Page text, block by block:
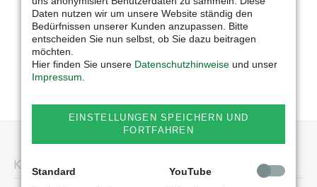
KONTAKTDATEN
Daten nutzen wir um unsere Website ständig den
Bedürfnissen unserer Kunden anzupassen. Bitte
entscheiden Sie nun selbst, ob Sie dazu beitragen
möchten.
Hier finden Sie unsere Datenschutzhinweise und unser
Impressum
EINSTELLUNGEN SPEICHERN UND
FORTFAHREN
Standard YouTube